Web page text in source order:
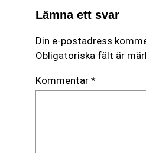
Lämna ett svar
Din e-postadress
Obligatoriska fält är
Kommentar *